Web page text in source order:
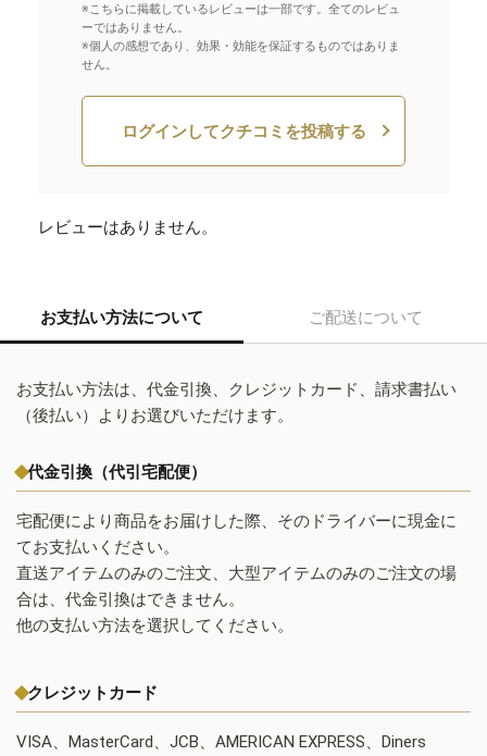
※こちらに掲載しているレビューは一部です。全てのレビュ
ーではありません。
※個人の感想であり、効果・効能を保証するものではありま
せん。
ログインしてクチコミを投稿する
レビューはありません。
お支払い方法について ご配送について
お支払い方法は、代金引換、クレジットカード、請求書払い
（後払い）よりお選びいただけます。
代金引換（代引宅配便）
宅配便により商品をお届けした際、そのドライバーに現金に
てお支払いください。
直送アイテムのみのご注文、大型アイテムのみのご注文の場
合は、代金引換はできません。
他の支払い方法を選択してください。
クレジットカード
VISA、MasterCard、JCB、AMERICAN EXPRESS、Diners